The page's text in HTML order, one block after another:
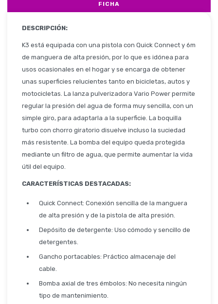
FICHA
DESCRIPCIÓN:
K3 está equipada con una pistola con Quick Connect y 6m
de manguera de alta presión, por lo que es idónea para
usos ocasionales en el hogar y se encarga de obtener
unas superficies relucientes tanto en bicicletas, autos y
motocicletas. La lanza pulverizadora Vario Power permite
regular la presión del agua de forma muy sencilla, con un
simple giro, para adaptarla a la superficie. La boquilla
turbo con chorro giratorio disuelve incluso la suciedad
más resistente. La bomba del equipo queda protegida
mediante un filtro de agua, que permite aumentar la vida
útil del equipo.
CARACTERÍSTICAS DESTACADAS:
Quick Connect: Conexión sencilla de la manguera
de alta presión y de la pistola de alta presión.
Depósito de detergente: Uso cómodo y sencillo de
detergentes.
Gancho portacables: Práctico almacenaje del
cable.
Bomba axial de tres émbolos: No necesita ningún
tipo de mantenimiento.
Limpieza Profesional